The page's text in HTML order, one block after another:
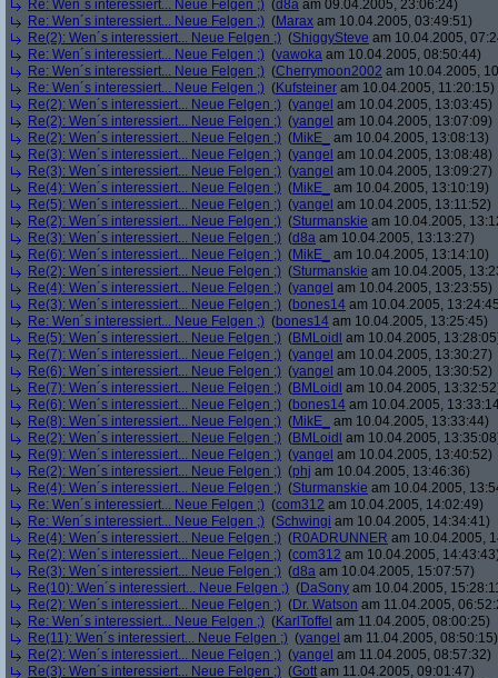
Re: Wen´s interessiert... Neue Felgen ;) (d8a am 09.04.2005, 23:06:24)
Re: Wen´s interessiert... Neue Felgen ;) (Marax am 10.04.2005, 03:49:51)
Re(2): Wen´s interessiert... Neue Felgen ;) (ShiggySteve am 10.04.2005,
Re: Wen´s interessiert... Neue Felgen ;) (vawoka am 10.04.2005, 08:50:44)
Re: Wen´s interessiert... Neue Felgen ;) (Cherrymoon2002 am 10.04.2005,
Re: Wen´s interessiert... Neue Felgen ;) (Kufsteiner am 10.04.2005, 11:20:15)
Re(2): Wen´s interessiert... Neue Felgen ;) (yangel am 10.04.2005, 13:03:45)
Re(2): Wen´s interessiert... Neue Felgen ;) (yangel am 10.04.2005, 13:07:09)
Re(2): Wen´s interessiert... Neue Felgen ;) (MikE_
am 10.04.2005, 13:08:13)
Re(3): Wen´s interessiert... Neue Felgen ;) (yangel am 10.04.2005, 13:08:48)
Re(3): Wen´s interessiert... Neue Felgen ;) (yangel am 10.04.2005, 13:09:27)
Re(4): Wen´s interessiert... Neue Felgen ;) (MikE_
am 10.04.2005, 13:10:19)
Re(5): Wen´s interessiert... Neue Felgen ;) (yangel am 10.04.2005, 13:11:52)
Re(2): Wen´s interessiert... Neue Felgen ;) (Sturmanskie am 10.04.2005,
Re(3): Wen´s interessiert... Neue Felgen ;) (d8a am 10.04.2005, 13:13:27)
Re(6): Wen´s interessiert... Neue Felgen ;) (MikE_
am 10.04.2005, 13:14:10)
Re(2): Wen´s interessiert... Neue Felgen ;) (Sturmanskie am 10.04.2005,
Re(4): Wen´s interessiert... Neue Felgen ;) (yangel am 10.04.2005, 13:23:55)
Re(3): Wen´s interessiert... Neue Felgen ;) (bones14 am 10.04.2005,
Re: Wen´s interessiert... Neue Felgen ;) (bones14 am 10.04.2005, 13:25:45)
Re(5): Wen´s interessiert... Neue Felgen ;) (BMLoidl am 10.04.2005,
Re(7): Wen´s interessiert... Neue Felgen ;) (yangel am 10.04.2005, 13:30:27)
Re(6): Wen´s interessiert... Neue Felgen ;) (yangel am 10.04.2005, 13:30:52)
Re(7): Wen´s interessiert... Neue Felgen ;) (BMLoidl am 10.04.2005,
Re(6): Wen´s interessiert... Neue Felgen ;) (bones14 am 10.04.2005,
Re(8): Wen´s interessiert... Neue Felgen ;) (MikE_
am 10.04.2005, 13:33:44)
Re(2): Wen´s interessiert... Neue Felgen ;) (BMLoidl am 10.04.2005,
Re(9): Wen´s interessiert... Neue Felgen ;) (yangel am 10.04.2005, 13:40:52)
Re(2): Wen´s interessiert... Neue Felgen ;) (phj am 10.04.2005, 13:46:36)
Re(4): Wen´s interessiert... Neue Felgen ;) (Sturmanskie am 10.04.2005,
Re: Wen´s interessiert... Neue Felgen ;) (com312 am 10.04.2005, 14:02:49)
Re: Wen´s interessiert... Neue Felgen ;) (Schwingi am 10.04.2005, 14:34:41)
Re(4): Wen´s interessiert... Neue Felgen ;) (R0ADRUNNER am 10.04.2005,
Re(2): Wen´s interessiert... Neue Felgen ;) (com312 am 10.04.2005,
Re(3): Wen´s interessiert... Neue Felgen ;) (d8a am 10.04.2005, 15:07:57)
Re(10): Wen´s interessiert... Neue Felgen ;) (DaSony am 10.04.2005,
Re(2): Wen´s interessiert... Neue Felgen ;) (Dr. Watson am 11.04.2005,
Re: Wen´s interessiert... Neue Felgen ;) (KarlToffel am 11.04.2005, 08:00:25)
Re(11): Wen´s interessiert... Neue Felgen ;) (yangel am 11.04.2005, 08:50:15)
Re(2): Wen´s interessiert... Neue Felgen ;) (yangel am 11.04.2005, 08:57:32)
Re(3): Wen´s interessiert... Neue Felgen ;) (Gott am 11.04.2005, 09:01:47)